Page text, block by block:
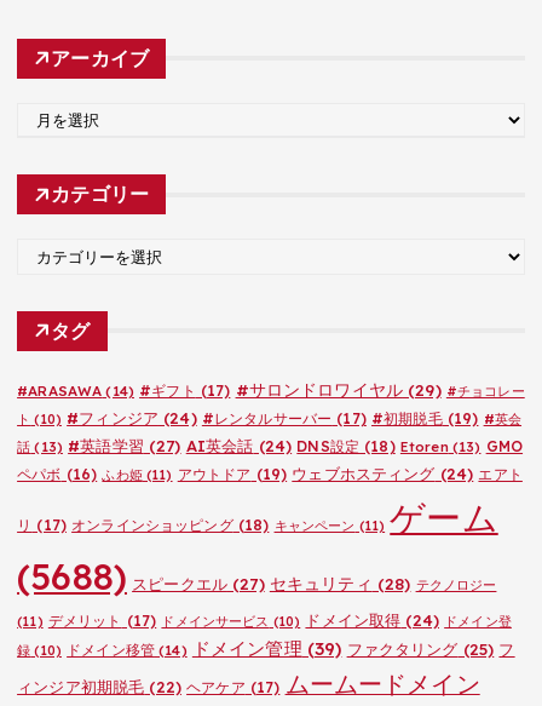
アーカイブ
カ
カテゴリー
ゴ
タグ
#ARASAWA (14) #ギフト (17) #サロンドロワイヤル(29) #チョコレー
ト (10) #フィンジア (24) #レンタルサーバー (17) #初期脱毛(19) #英会
話 (13) #英語学習 (27) AI英会話 (24) DNS設定 (18) Etoren(13) GMO
ペパボ (16) ふわ姫(11) アウトドア (19) ウェブホスティング (24) エアト
リ (17) オンラインショッピング(18) キャンペーン (11) ゲーム
(5688) スピークエル(27) セキュリティ (28) テクノロジー
(11) デメリット (17) ドメインサービス (10) ドメイン取得 (24) ドメイン登
録 (10) ドメイン移管(14) ドメイン管理 (39) ファクタリング (25) フ
ィンジア初期脱毛 (22) ヘアケア (17) ムームードメイン